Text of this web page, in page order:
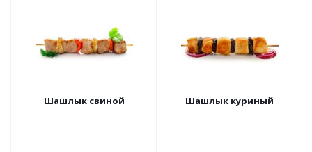
Шашлык свиной Шашлык куриный